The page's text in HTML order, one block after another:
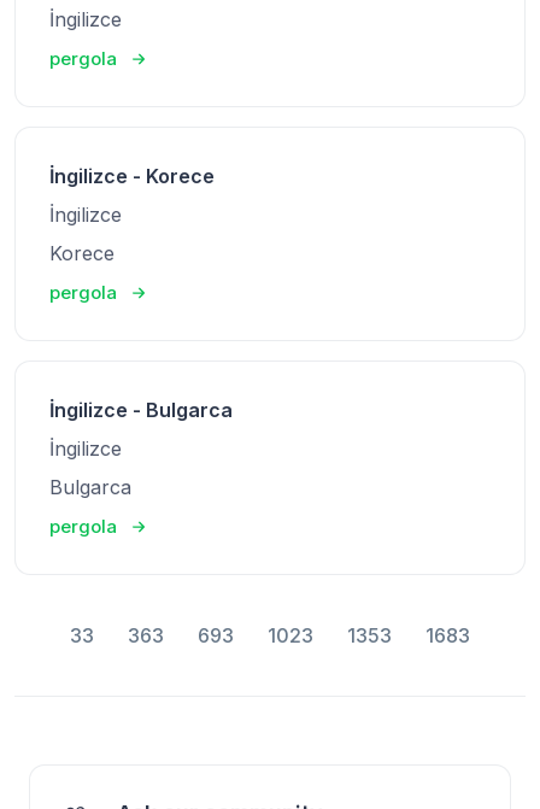
İngilizce
pergola
İngilizce - Korece
İngilizce
Korece
pergola
İngilizce - Bulgarca
İngilizce
Bulgarca
pergola
33 363 693 1023 1353 1683